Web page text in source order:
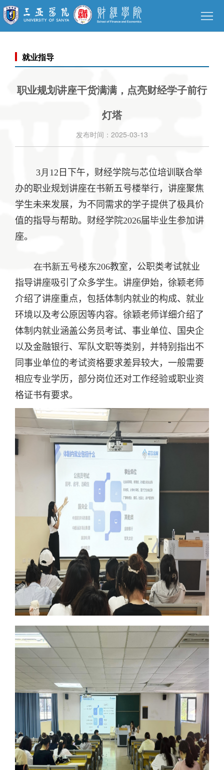
网
站
学
就业指导
职业规划讲座干货满满，点亮财经学子前行
灯塔
发布时间：2025-03-13
3月 12 日下午， 财经学院与芯位培训联合举
办的职业规划讲座在书新五号楼举行，讲座聚焦
学生未来发展，为不同需求的学子提供了极具价
值的指导与帮助。 财经学院2026届毕业生参加讲
座。
在书新五号楼东206教室，公职类考试就业
指导讲座吸引了众多学生。讲座伊始，徐颖老师
介绍了讲座重点，包括体制内就业的构成、就业
环境以及考公原因等内容。 徐颖老师详细介绍了
体制内就业涵盖公务员考试、事业单位、国央企
以及金融银行、军队文职等类别，并特别指出不
同事业单位的考试资格要求差异较大，一般需要
相应专业学历，部分岗位还对工作经验或职业资
格证书有要求。